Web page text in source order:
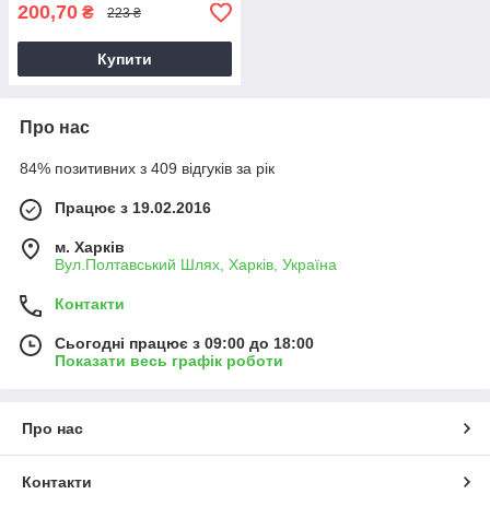
200,70 ₴ 223 ₴
Купити
Про нас
84% позитивних з 409 відгуків за рік
Працює з 19.02.2016
м. Харків
Вул.Полтавський Шлях, Харків, Україна
Контакти
Сьогодні працює з 09:00 до 18:00
Показати весь графік роботи
Про нас
Контакти